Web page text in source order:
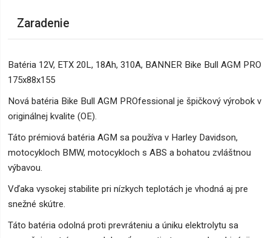
Zaradenie
Batéria 12V, ETX 20L, 18Ah, 310A, BANNER Bike Bull AGM PRO
175x88x155
Nová batéria Bike Bull AGM PROfessional je špičkový výrobok v
originálnej kvalite (OE).
Táto prémiová batéria AGM sa používa v Harley Davidson,
motocykloch BMW, motocykloch s ABS a bohatou zvláštnou
výbavou.
Vďaka vysokej stabilite pri nízkych teplotách je vhodná aj pre
snežné skútre.
Táto batéria odolná proti prevráteniu a úniku elektrolytu sa